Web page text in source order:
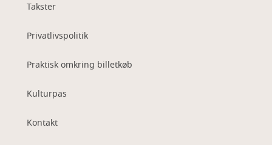
Takster
Privatlivspolitik
Praktisk omkring billetkøb
Kulturpas
Kontakt